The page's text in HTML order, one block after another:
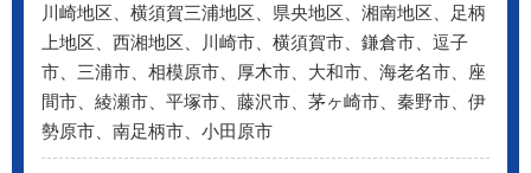
川崎地区、横須賀三浦地区、県央地区、湘南地区、足柄
上地区、西湘地区、川崎市、横須賀市、鎌倉市、逗子
市、三浦市、相模原市、厚木市、大和市、海老名市、座
間市、綾瀬市、平塚市、藤沢市、茅ヶ崎市、秦野市、伊
勢原市、南足柄市、小田原市